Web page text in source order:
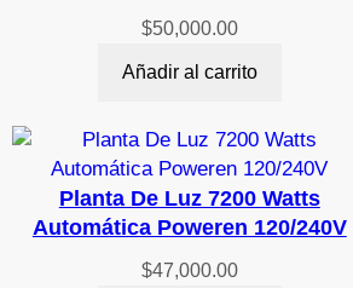
$50,000.00
Añadir al carrito
Planta De Luz 7200 Watts
Automática Poweren 120/240V
$47,000.00